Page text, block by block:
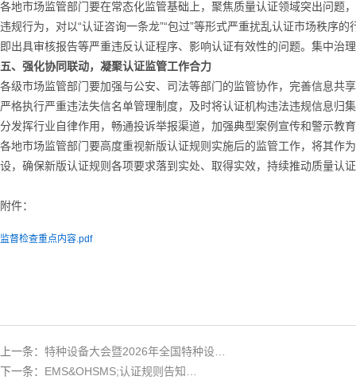
各地市场监管部门要在常态化监管基础上，聚焦质量认证领域突出问题
违规行为，对以“认证咨询一条龙”“包过”等形式严重扰乱认证市场秩序
即出具审核报告等严重违反认证程序、影响认证有效性的问题。集中
五、强化协同联动，凝聚认证监管工作合力
各级市场监管部门要加强与公安、司法等部门的监管协作，完善信息共
严格执行严重违法失信名单管理制度，及时将认证机构违法违规信息归
分发挥行业自律作用，畅通投诉举报渠道，加强典型案例宣传和警示教
各地市场监管部门要高度重视新版认证规则实施后的监管工作，将其作
设，确保新版认证规则各项要求落到实处、取得实效，持续推动质量认
附件：
监督检查重点内容.pdf
上一条： 特种设备大会暨2026年全国特种设…
下一条： EMS&OHSMS;认证规则告知…